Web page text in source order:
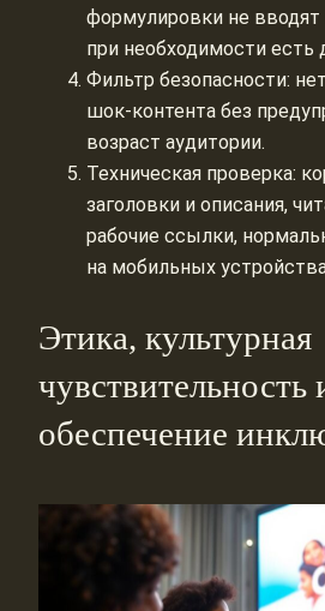
формулировки не вводят
при необходимости есть
Фильтр безопасности:
шок-контента без
возраст аудитории.
Техническая проверка:
заголовки и описания,
рабочие ссылки,
на мобильных
Этика, культурная
чувствительность
обеспечение